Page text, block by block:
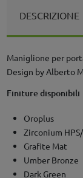
DESCRIZIONE
Maniglione per
Design by Alberto
Finiture disponibili
Oroplus
Zirconium
Grafite Mat
Umber Bronze
Dark Green